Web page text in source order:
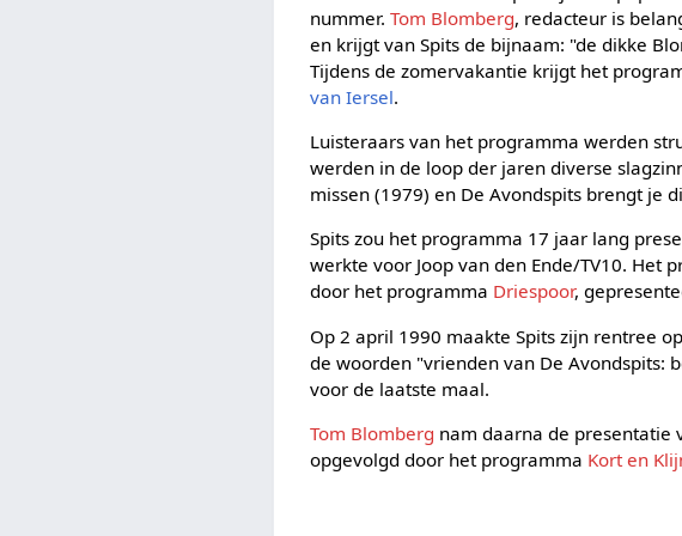
nummer.Tom Blomberg, redacteur is
en krijgt van Spits de bijnaam: "de dikke
Tijdens de zomervakantie krijgt het
van Iersel.
Luisteraars van het programma werden
werden in de loop der jaren diverse
missen (1979) en De Avondspits brengt je
Spits zou het programma 17 jaar lang
werkte voor Joop van den Ende/TV10.
door het programma Driespoor,
Op 2 april 1990 maakte Spits zijn rentree
de woorden "vrienden van De Avondspits:
voor de laatste maal.
Tom Blomberg nam daarna de presentatie
opgevolgd door het programma Kort en